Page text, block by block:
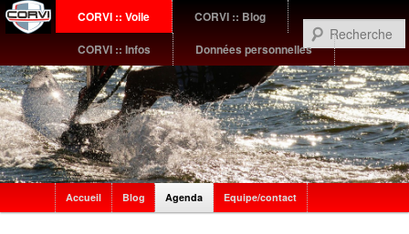
Menu
principal
Aller
contenu
principal
Aller
contenu
secondaire
CORVI :: Voile
CORVI :: Blog
CORVI :: Infos
Données personnelles
menu
Accueil Blog Agenda Equipe/contact